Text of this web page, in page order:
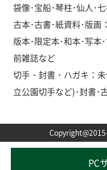
袋像･宝船･琴柱･仙人･
古本･古書･紙資料･版画
版本･限定本･和本･写本
前雑誌など
切手・封書・ハガキ：
立公園切手など)･封書･
PC